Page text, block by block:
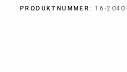
PRODUKTNUMMER: 16-